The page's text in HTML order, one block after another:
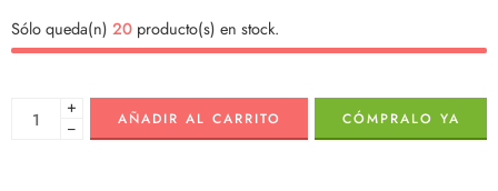
Sólo queda(n) 20 producto(s) en stock.
+
−
AÑADIR AL CARRITO CÓMPRALO YA